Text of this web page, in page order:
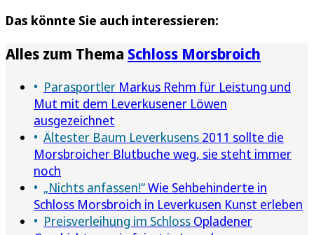
Das könnte Sie auch interessieren:
Alles zum Thema Schloss Morsbroich
Parasportler Markus Rehm für Leistung und
Mut mit dem Leverkusener Löwen
ausgezeichnet
Ältester Baum Leverkusens 2011 sollte die
Morsbroicher Blutbuche weg, sie steht immer
noch
„Nichts anfassen!“Wie Sehbehinderte in
Schloss Morsbroich in Leverkusen Kunst erleben
Preisverleihung im Schloss Opladener